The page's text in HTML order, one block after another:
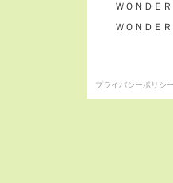
ＷＯＮＤＥ
ＷＯＮＤＥ
プライバシーポリシー